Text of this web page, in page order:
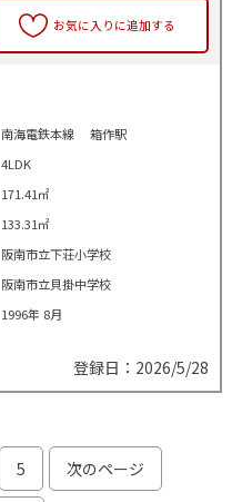
お気に入りに追加する
南海電鉄本線 箱作駅
4LDK
171.41㎡
133.31㎡
阪南市立下荘小学校
阪南市立貝掛中学校
1996年 8月
登録日：2026/5/28
5 次のページ